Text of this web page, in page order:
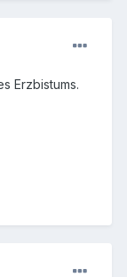
Erzbistums.